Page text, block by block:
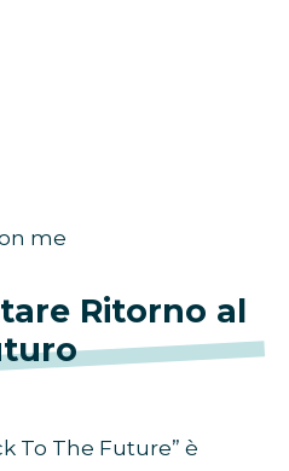
me
Ritorno al
To The Future” è